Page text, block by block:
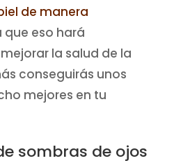
de manera
que eso hará
la salud de la
conseguirás unos
mejores en tu
sombras de ojos